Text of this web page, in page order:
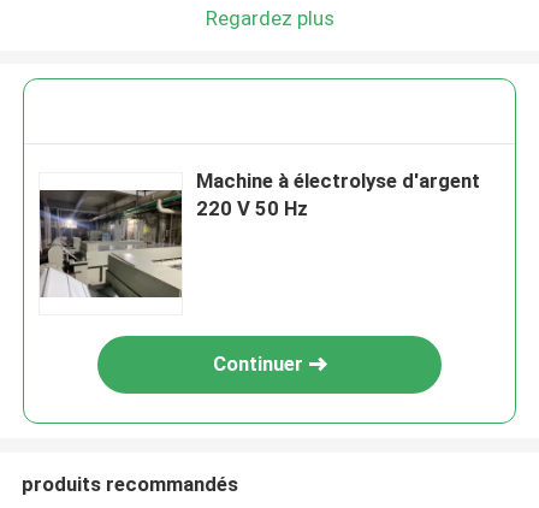
Regardez plus
Machine à électrolyse d'argent
220 V 50 Hz
Continuer
produits recommandés